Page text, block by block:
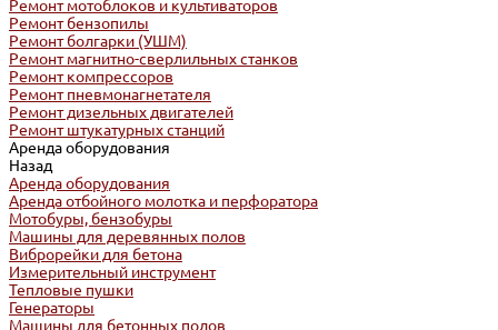
Ремонт мотоблоков и культиваторов
Ремонт бензопилы
Ремонт болгарки (УШМ)
Ремонт магнитно-сверлильных станков
Ремонт компрессоров
Ремонт пневмонагнетателя
Ремонт дизельных двигателей
Ремонт штукатурных станций
Аренда оборудования
Назад
Аренда оборудования
Аренда отбойного молотка и перфоратора
Мотобуры, бензобуры
Машины для деревянных полов
Виброрейки для бетона
Измерительный инструмент
Тепловые пушки
Генераторы
Машины для бетонных полов